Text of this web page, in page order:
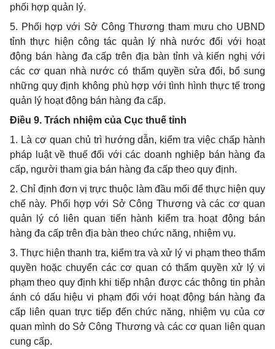
phối hợp quản lý.
5. Phối hợp với Sở Công Thương tham mưu cho UBND
tỉnh thực hiện công tác quản lý nhà nước đối với hoạt
động bán hàng đa cấp trên địa bàn tỉnh và kiến nghị với
các cơ quan nhà nước có thẩm quyền sửa đổi, bổ sung
những quy định không phù hợp với tình hình thực tế trong
quản lý hoạt động bán hàng đa cấp.
Điều 9. Trách nhiệm của Cục thuế tỉnh
1. Là cơ quan chủ trì hướng dẫn, kiểm tra việc chấp hành
pháp luật về thuế đối với các doanh nghiệp bán hàng đa
cấp, người tham gia bán hàng đa cấp theo quy định.
2. Chỉ định đơn vị trực thuộc làm đầu mối để thực hiện quy
chế này. Phối hợp với Sở Công Thương và các cơ quan
quản lý có liên quan tiến hành kiểm tra hoạt động bán
hàng đa cấp trên địa bàn theo chức năng, nhiệm vụ.
3. Thực hiện thanh tra, kiểm tra và xử lý vi phạm theo thẩm
quyền hoặc chuyển các cơ quan có thẩm quyền xử lý vi
phạm theo quy định khi tiếp nhận được các thông tin phản
ánh có dấu hiệu vi phạm đối với hoạt động bán hàng đa
cấp liên quan trực tiếp đến chức năng, nhiệm vụ của cơ
quan mình do Sở Công Thương và các cơ quan liên quan
cung cấp.